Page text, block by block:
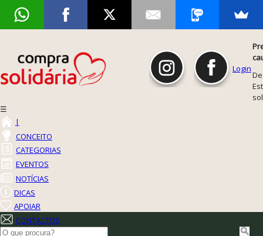
Login
☰
|
CONCEITO
CATEGORIAS
EVENTOS
NOTÍCIAS
DICAS
APOIAR
CONTACTOS